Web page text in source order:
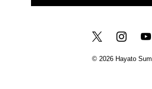
© 2026 Hayato